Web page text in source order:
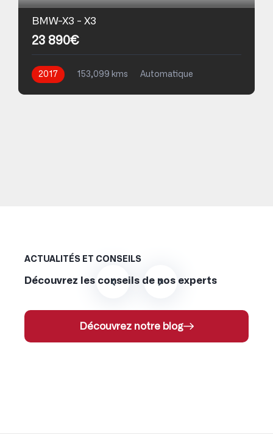
BMW-X3 - X3
23 890€
2017 153,099 kms
Automatique
ACTUALITÉS ET CONSEILS
Découvrez les conseils de nos experts
Découvrez notre blog